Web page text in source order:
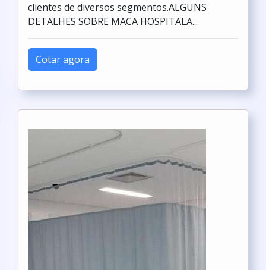
clientes de diversos segmentos.ALGUNS
DETALHES SOBRE MACA HOSPITALA...
Cotar agora